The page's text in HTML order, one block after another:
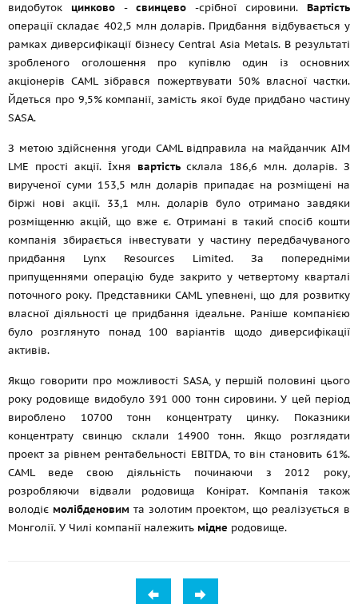
видобуток цинково - свинцево -срібної сировини. Вартість
операції складає 402,5 млн доларів. Придбання відбувається у
рамках диверсифікації бізнесу Central Asia Metals. В результаті
зробленого оголошення про купівлю один із основних
акціонерів CAML зібрався пожертвувати 50% власної частки.
Йдеться про 9,5% компанії, замість якої буде придбано частину
SASA.
З метою здійснення угоди CAML відправила на майданчик AIM
LME прості акції. Їхня вартістьсклала 186,6 млн. доларів. З
вирученої суми 153,5 млн доларів припадає на розміщені на
біржі нові акції. 33,1 млн. доларів було отримано завдяки
розміщенню акцій, що вже є. Отримані в такий спосіб кошти
компанія збирається інвестувати у частину передбачуваного
придбання Lynx Resources Limited. За попередніми
припущеннями операцію буде закрито у четвертому кварталі
поточного року. Представники CAML упевнені, що для розвитку
власної діяльності це придбання ідеальне. Раніше компанією
було розглянуто понад 100 варіантів щодо диверсифікації
активів.
Якщо говорити про можливості SASA, у першій половині цього
року родовище видобуло 391 000 тонн сировини. У цей період
вироблено 10700 тонн концентрату цинку. Показники
концентрату свинцю склали 14900 тонн. Якщо розглядати
проект за рівнем рентабельності EBITDA, то він становить 61%.
CAML веде свою діяльність починаючи з 2012 року,
розробляючи відвали родовища Конірат. Компанія також
володіє молібденовим та золотим проектом, що реалізується в
Монголії. У Чилі компанії належить мідне родовище.